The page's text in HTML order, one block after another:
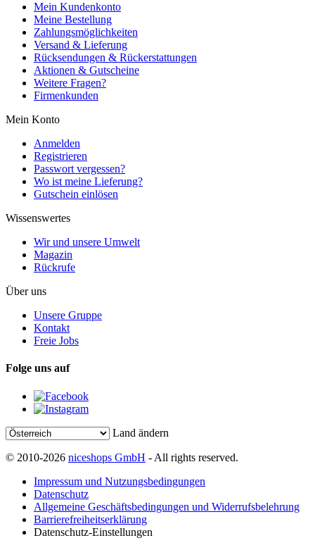
Mein Kundenkonto
Meine Bestellung
Zahlungsmöglichkeiten
Versand & Lieferung
Rücksendungen & Rückerstattungen
Aktionen & Gutscheine
Weitere Fragen?
Firmenkunden
Mein Konto
Anmelden
Registrieren
Passwort vergessen?
Wo ist meine Lieferung?
Gutschein einlösen
Wissenswertes
Wir und unsere Umwelt
Magazin
Rückrufe
Über uns
Unsere Gruppe
Kontakt
Freie Jobs
Folge uns auf
Land ändern
© 2010-2026 niceshops GmbH - All rights reserved.
Impressum und Nutzungsbedingungen
Datenschutz
Allgemeine Geschäftsbedingungen und Widerrufsbelehrung
Barrierefreiheitserklärung
Datenschutz-Einstellungen